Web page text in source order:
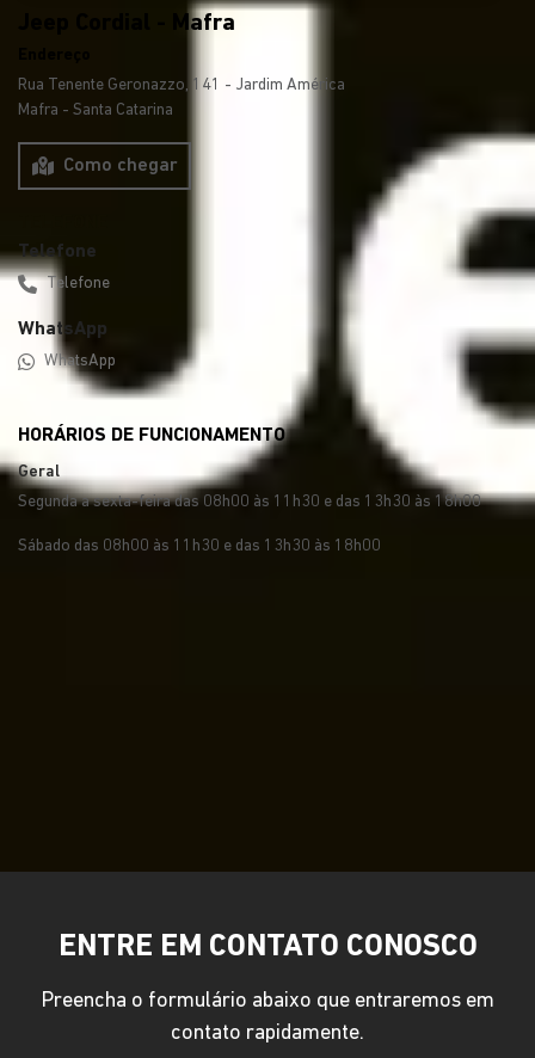
Jeep Cordial - Mafra
Rua Tenente Geronazzo, 141 - Jardim América
Mafra - Santa Catarina
Como chegar
Telefone
Telefone
WhatsApp
WhatsApp
HORÁRIOS DE FUNCIONAMENTO
Geral
Segunda a sexta-feira das 08h00 às 11h30 e das 13h30 às 18h00
Sábado das 08h00 às 11h30 e das 13h30 às 18h00
ENTRE EM CONTATO CONOSCO
Preencha o formulário abaixo que entraremos em
contato rapidamente.